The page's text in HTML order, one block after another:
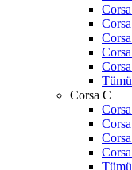
Corsa C